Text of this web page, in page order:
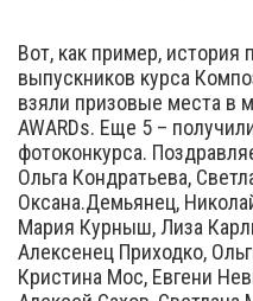
Вот, как пример, история
выпускников курса
взяли призовые места в
AWARDs. Еще 5 –
фотоконкурса.
Ольга Кондратьева,
Оксана.Демьянец,
Мария Курныш, Лиза
Алексенец Приходко,
Кристина Мос, Евгени